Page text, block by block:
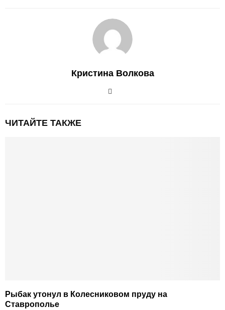
Кристина Волкова
ЧИТАЙТЕ ТАКЖЕ
Рыбак утонул в Колесниковом пруду на
Ставрополье